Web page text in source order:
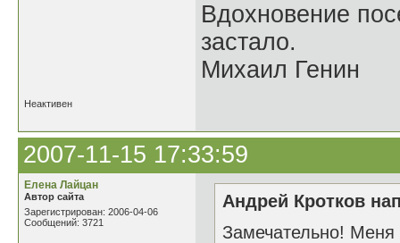
Вдохновение
застало.
Михаил Генин
Неактивен
2007-11-15 17:33:59
Елена Лайцан
Автор сайта
Зарегистрирован: 2006-04-06
Сообщений: 3721
Андрей Кротков
Замечательно! Меня